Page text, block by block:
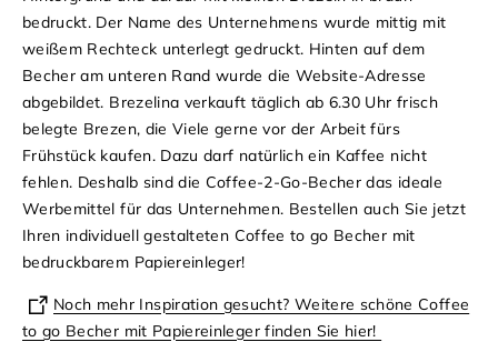
bedruckt. Der Name des Unternehmens wurde mittig mit
weißem Rechteck unterlegt gedruckt. Hinten auf dem
Becher am unteren Rand wurde die Website-Adresse
abgebildet. Brezelina verkauft täglich ab 6.30 Uhr frisch
belegte Brezen, die Viele gerne vor der Arbeit fürs
Frühstück kaufen. Dazu darf natürlich ein Kaffee nicht
fehlen. Deshalb sind die Coffee-2-Go-Becher das ideale
Werbemittel für das Unternehmen. Bestellen auch Sie jetzt
Ihren individuell gestalteten Coffee to go Becher mit
bedruckbarem Papiereinleger!
Noch mehr Inspiration gesucht? Weitere schöne Coffee
to go Becher mit Papiereinleger finden Sie hier!